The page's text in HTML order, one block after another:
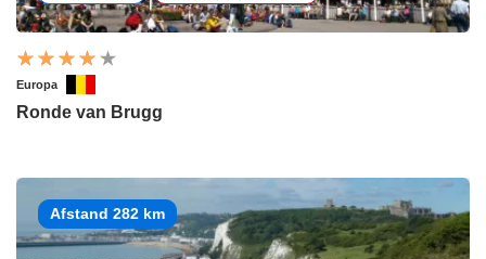
Europa
Ronde van Brugg
Afstand 282 km